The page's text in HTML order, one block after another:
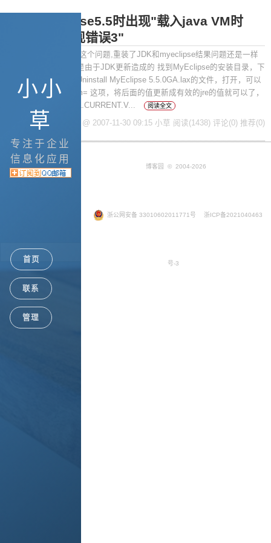
小小
草
专注于企业
信息化应用
首页
联系
管理
卸载myeclipse5.5时出现"载入java VM时
windows出现错误3"
摘要： 卸载时就出现这个问题,重装了JDK和myeclipse结果问题还是一样
解决办法：这个问题是由于JDK更新造成的 找到MyEclipse的安装目录，下
面会有一个名字类似Uninstall MyEclipse 5.5.0GA.lax的文件，打开，可以
找到 lax.nl.current.vm= 这项，将后面的值更新成有效的jre的值就可以了，
如下所示： # LAX.NL.CURRENT.V...
阅读全文
posted @ 2007-11-30 09:15 小草 阅读(1438) 评论(0) 推荐(0)
博客园 © 2004-2026
浙公网安备 33010602011771号 浙ICP备2021040463
号-3
Google+